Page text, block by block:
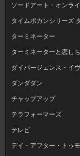
ソードアート・オンラ
タイムボカンシリーズ
ターミネーター
ターミネーターと恋し
ダイバージェンス・イ
ダンダダン
チャップアップ
テラフォーマーズ
テレビ
デイ・アフター・トゥ